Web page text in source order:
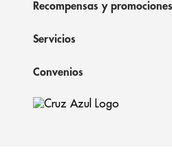
Recompensas y promociones
Servicios
Convenios